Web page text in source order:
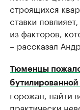
строящихся
ставки
из факторов,
– рассказал
Тюменцы
горожан, найти
практически